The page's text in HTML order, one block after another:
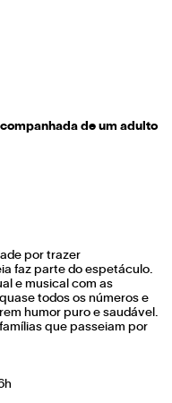
de um adulto
por trazer
faz parte do espetáculo.
e musical com as
todos os números e
humor puro e saudável.
que passeiam por